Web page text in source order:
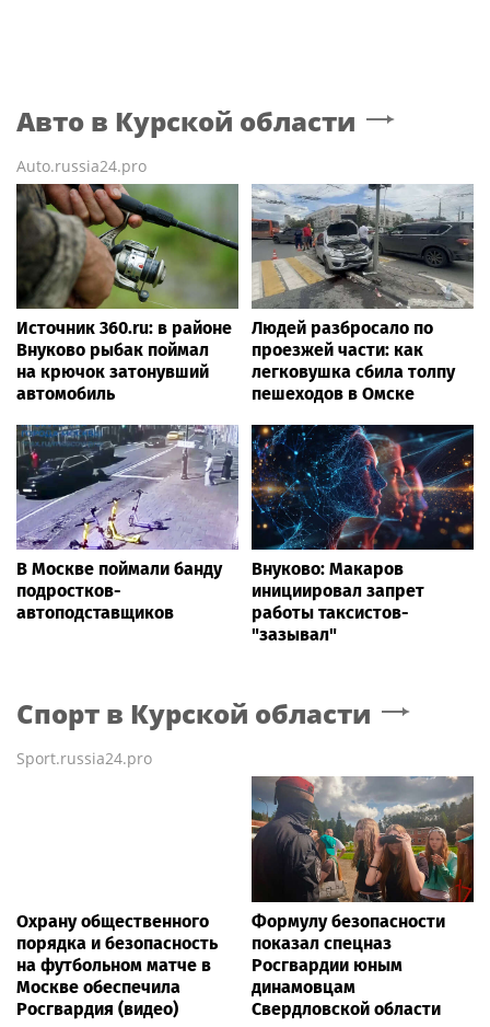
Авто в Курской области
Auto.russia24.pro
Источник 360.ru: в районе
Внуково рыбак поймал
на крючок затонувший
автомобиль
Людей разбросало по
проезжей части: как
легковушка сбила толпу
пешеходов в Омске
В Москве поймали банду
подростков-
автоподставщиков
Внуково: Макаров
инициировал запрет
работы таксистов-
"зазывал"
Спорт в Курской области
Sport.russia24.pro
Охрану общественного
порядка и безопасность
на футбольном матче в
Москве обеспечила
Росгвардия (видео)
Формулу безопасности
показал спецназ
Росгвардии юным
динамовцам
Свердловской области